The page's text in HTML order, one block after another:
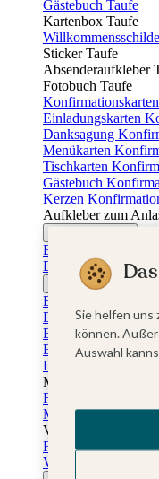
Gästebuch Taufe
Kartenbox Taufe
Sticker Taufe
Absenderaufkleber
Fotobuch Taufe
Konfirmationskarten
Einladungskarten
Danksagung
Menükarten
Tischkarten
Gästebuch
Kerzen
Aufkleber zum
Einladungskarten
Dankeskarten
Jugendweihekarten
Einladungskarten
Dankeskarten
Einschulungskarten
Einladungskarten
Danksagung
Muttertag
Fotogeschenke
Muttertagskarten
Vatertag
Fotogeschenke
Vatertagskarten
Sie helfen
können.
Auswahl